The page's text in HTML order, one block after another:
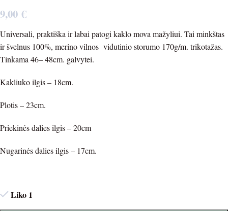
9,00€
Universali, praktiška ir labai patogi kaklo mova mažyliui. Tai minkštas
ir švelnus 100%, merino vilnos vidutinio storumo 170g/m. trikotažas.
Tinkama 46– 48cm. galvytei.
Kakliuko ilgis – 18cm.
Plotis – 23cm.
Priekinės dalies ilgis – 20cm
Nugarinės dalies ilgis – 17cm.
Liko 1